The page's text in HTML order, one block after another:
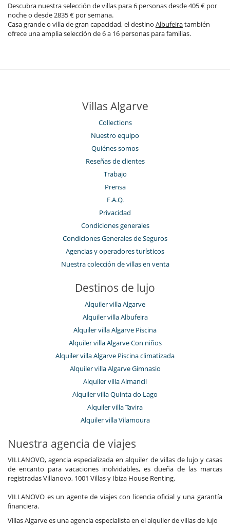
Descubra nuestra selección de villas para 6 personas desde 405 € por
noche o desde 2835 € por semana.
Casa grande o villa de gran capacidad, el destino Albufeiratambién
ofrece una amplia selección de 6 a 16 personas para familias.
Villas Algarve
Collections
Nuestro equipo
Quiénes somos
Reseñas de clientes
Trabajo
Prensa
F.A.Q.
Privacidad
Condiciones generales
Condiciones Generales de Seguros
Agencias y operadores turísticos
Nuestra colección de villas en venta
Destinos de lujo
Alquiler villa Algarve
Alquiler villa Albufeira
Alquiler villa Algarve Piscina
Alquiler villa Algarve Con niños
Alquiler villa Algarve Piscina climatizada
Alquiler villa Algarve Gimnasio
Alquiler villa Almancil
Alquiler villa Quinta do Lago
Alquiler villa Tavira
Alquiler villa Vilamoura
Nuestra agencia de viajes
VILLANOVO, agencia especializada en alquiler de villas de lujo y casas
de encanto para vacaciones inolvidables, es dueña de las marcas
registradas Villanovo, 1001 Villas y Ibiza House Renting.
VILLANOVO es un agente de viajes con licencia oficial y una garantía
financiera.
Villas Algarve es una agencia especialista en el alquiler de villas de lujo